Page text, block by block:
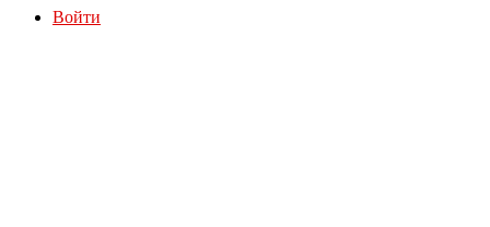
Войти